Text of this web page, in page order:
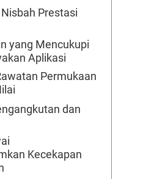
Prestasi
yang Mencukupi
Aplikasi
Permukaan
dan
Kecekapan